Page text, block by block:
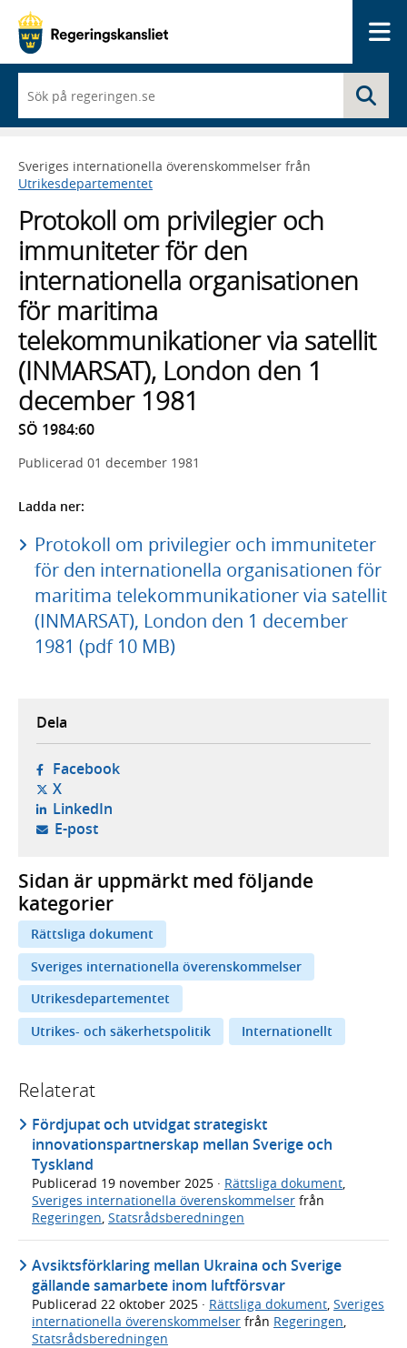
du
börjar
skriva
framträder
en
med
sökförslag
Sveriges internationella överenskommelser från
Utrikesdepartementet
Protokoll om privilegier och
immuniteter för den
internationella organisationen
för maritima
telekommunikationer via satellit
(INMARSAT), London den 1
december 1981
SÖ 1984:60
Publicerad 01 december 1981
Ladda ner:
Protokoll om privilegier och immuniteter
för den internationella organisationen för
maritima telekommunikationer via satellit
(INMARSAT), London den 1 december
1981 (pdf 10 MB)
Dela
Facebook- öppnas i ny flik, extern webbplats,
X- öppnas i ny flik, extern webbplats,
LinkedIn- öppnas i ny flik, extern webbplats,
E-post- öppnar din e-postklient,
Sidan är uppmärkt med följande
kategorier
Rättsliga dokument
Sveriges internationella överenskommelser
Utrikesdepartementet
Utrikes- och säkerhetspolitik
Internationellt
Relaterat
Fördjupat och utvidgat strategiskt
innovationspartnerskap mellan Sverige och
Tyskland
Publicerad 19 november 2025 · Rättsliga dokument,
Sveriges internationella överenskommelser från
Regeringen, Statsrådsberedningen
Avsiktsförklaring mellan Ukraina och Sverige
gällande samarbete inom luftförsvar
Publicerad 22 oktober 2025 · Rättsliga dokument Sveriges
internationella överenskommelser från Regeringen
Statsrådsberedningen